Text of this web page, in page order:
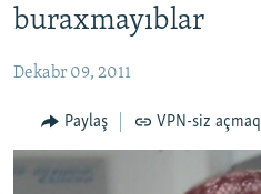
qayıt
Axtarışa
FƏRQƏ BAX
QANUNI DOĞRU
ARAŞDIRMA
buraxmayıblar
Dekabr 09, 2011
Paylaş VPN-siz açmaq